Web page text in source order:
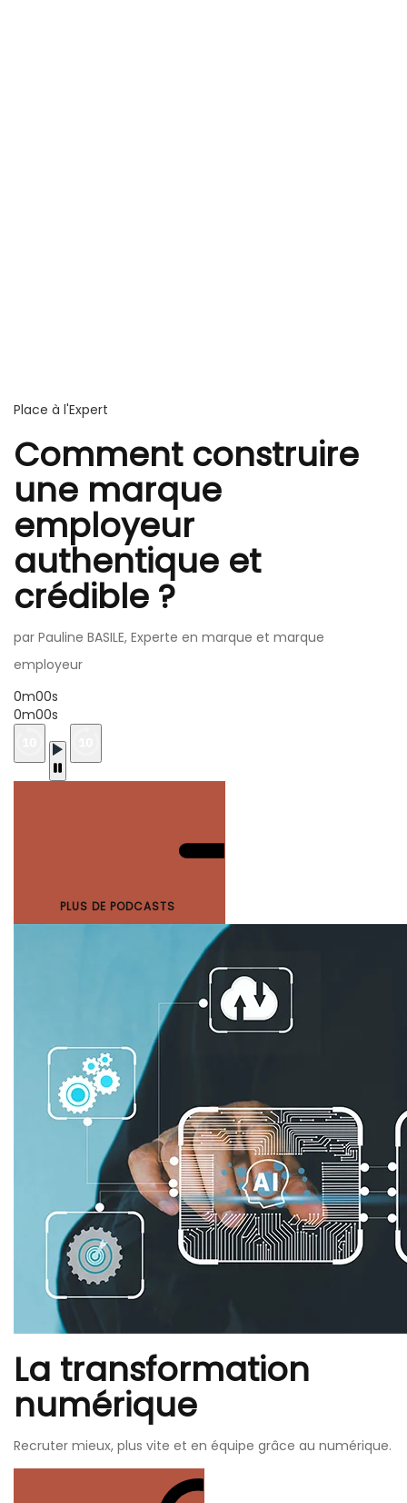
Place à l'Expert
Comment construire
une marque
employeur
authentique et
crédible ?
par Pauline BASILE, Experte en marque et marque
employeur
0m00s
0m00s
PLUS DE PODCASTS
La transformation
numérique
Recruter mieux, plus vite et en équipe grâce au numérique.